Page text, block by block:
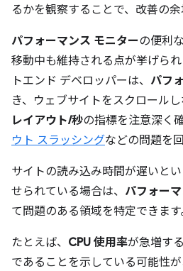
るかを観察することで、改善の余
パフォーマンス モニターの便利
移動中も維持される点が挙げら
トエンド デベロッパーは、 パフ
き、ウェブサイトをスクロールし
レイアウト/秒の指標を注意深く
ウト スラッシングなどの問題を
サイトの読み込み時間が遅いと
せられている場合は、 パフォー
て問題のある領域を特定できます
たとえば、 CPU 使用率が急増す
であることを示している可能性